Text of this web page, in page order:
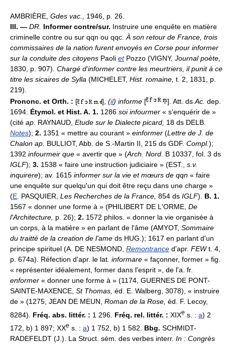
AMBRIÈRE, Gdes vac., 1946, p. 26.
III. — DR. Informer contre/sur. Instruire une enquête en matière
criminelle contre ou sur qqn ou qqc. À son retour de France, trois
commissaires de la nation furent envoyés en Corse pour informer
sur la conduite des citoyens Paoli et Pozzo (VIGNY, Journal poète,
1830, p. 907). Chargé d'informer contre les meurtriers, il punit à ce
titre les sicaires de Sylla (MICHELET, Hist. romaine, t. 2, 1831, p.
219).
Prononc. et Orth. : [ ], (il) informe [ ]. Att. ds Ac. dep.
1694. Étymol. et Hist. A. 1. 1286 soi infourmer « s'enquérir de »
(cité ap. RAYNAUD, Etude sur le Dialecte picard, 18 ds DELB.
Notes); 2. 1351 « mettre au courant » einformer (Lettre de J. de
Chalon ap. BULLIOT, Abb. de S.-Martin II, 215 ds GDF. Compl.);
1392 infourmeir que « avertir que » (Arch. Nord. B 10337, fol. 3 ds
IGLF); 3. 1538 « faire une instruction judiciaire » (EST., s.v.
inquirere); av. 1615 informer sur la vie et mœurs de qqn « faire
une enquête sur quelqu'un qui doit être reçu dans une charge »
(E . PASQUIER, Les Recherches de la France, 854 ds IGLF). B. 1.
1567 « donner une forme à » (PHILIBERT DE L'ORME, De
l'Architecture, p. 26); 2. 1572 philos. « donner la vie organisée à
un corps, à la matière » en parlant de l'âme (AMYOT, Sommaire
du traitté de la creation de l'ame ds HUG.); 1617 en parlant d'un
principe spirituel (A. DE NESMOND, Remontrance d'apr. FEWt. 4,
p. 674a). Réfection d'apr. le lat. informare « façonner, former » fig.
« représenter idéalement, former dans l'esprit », de l'a. fr.
enformer « donner une forme à » (1174, GUERNES DE PONT-
SAINTE-MAXENCE, St Thomas, éd. E. Walberg, 3078), « instruire
de » (1275, JEAN DE MEUN, Roman de la Rose, éd. F. Lecoy,
8284). Fréq. abs. littér. : 1 296. Fréq. rel. littér. : XIXe s. : a) 2
172, b) 1 897; XXe s. : a) 1 752, b) 1 582. Bbg. SCHMIDT-
RADEFELDT (J.). La Struct. sém. des verbes interr. In : Congrès